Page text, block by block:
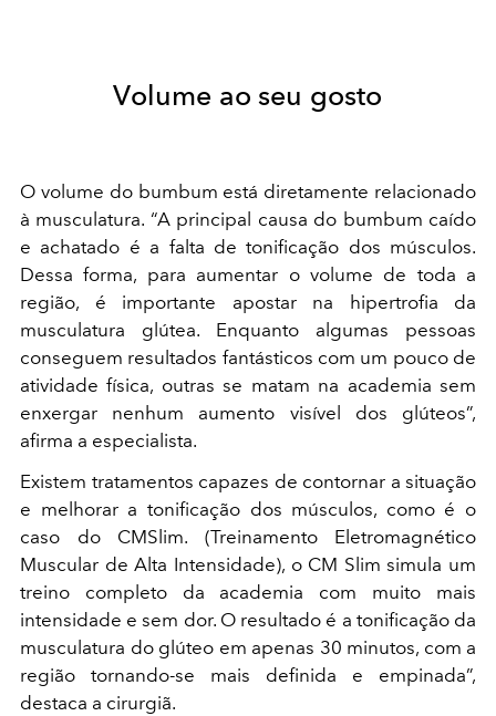
Volume ao seu gosto
O volume do bumbum está diretamente relacionado
à musculatura. “A principal causa do bumbum caído
e achatado é a falta de tonificação dos músculos.
Dessa forma, para aumentar o volume de toda a
região, é importante apostar na hipertrofia da
musculatura glútea. Enquanto algumas pessoas
conseguem resultados fantásticos com um pouco de
atividade física, outras se matam na academia sem
enxergar nenhum aumento visível dos glúteos”,
afirma a especialista.
Existem tratamentos capazes de contornar a situação
e melhorar a tonificação dos músculos, como é o
caso do CMSlim. (Treinamento Eletromagnético
Muscular de Alta Intensidade), o CM Slim simula um
treino completo da academia com muito mais
intensidade e sem dor. O resultado é a tonificação da
musculatura do glúteo em apenas 30 minutos, com a
região tornando-se mais definida e empinada”,
destaca a cirurgiã.